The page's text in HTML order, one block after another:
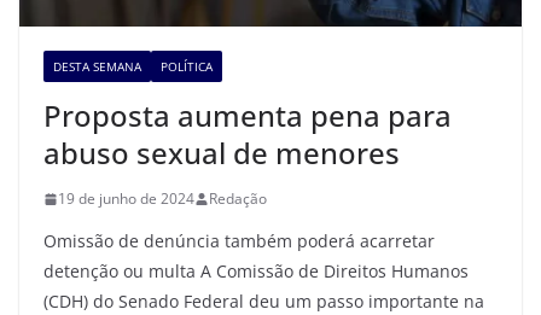
DESTA SEMANA POLÍTICA
Proposta aumenta pena para
abuso sexual de menores
19 de junho de 2024 Redação
Omissão de denúncia também poderá acarretar
detenção ou multa A Comissão de Direitos Humanos
(CDH) do Senado Federal deu um passo importante na